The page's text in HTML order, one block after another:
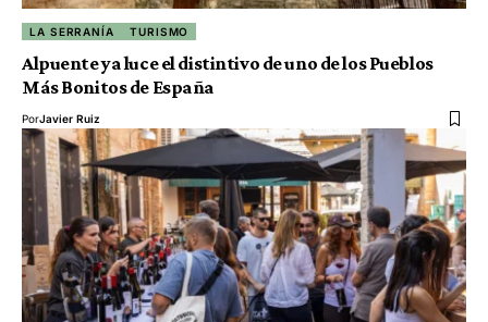
LA SERRANÍA TURISMO
Alpuente ya luce el distintivo de uno de los Pueblos
Más Bonitos de España
PorJavier Ruiz